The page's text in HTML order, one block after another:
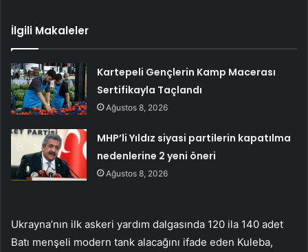
İlgili Makaleler
Kartepeli Gençlerin Kamp Macerası
Sertifikayla Taçlandı
Ağustos 8, 2026
MHP’li Yıldız siyasi partilerin kapatılma
nedenlerine 2 yeni öneri
Ağustos 8, 2026
Ukrayna’nın ilk askeri yardım dalgasında 120 ila 140 adet
Batı menşeli modern tank alacağını ifade eden Kuleba,